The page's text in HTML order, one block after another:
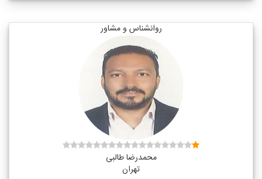
روانشناس و مشاور
محمدرضا طالبی
تهران